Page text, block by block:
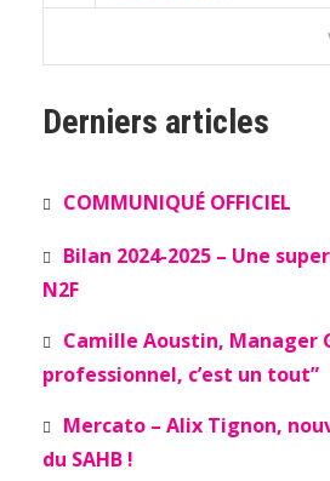
Derniers articles
COMMUNIQUÉ OFFICIEL
Bilan 2024-2025 – Une
N2F
Camille Aoustin, Manager
professionnel, c’est un tout”
Mercato – Alix Tignon,
du SAHB !